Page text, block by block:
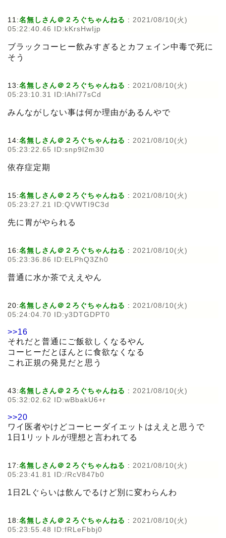
11:名無しさん＠２ろぐちゃんねる : 2021/08/10(火)
05:22:40.46 ID:kKrsHwIjp
ブラックコーヒー飲みすぎるとカフェイン中毒で死に
そう
13:名無しさん＠２ろぐちゃんねる : 2021/08/10(火)
05:23:10.31 ID:lAhl77sCd
みんながしない事は何か理由があるんやで
14:名無しさん＠２ろぐちゃんねる : 2021/08/10(火)
05:23:22.65 ID:snp9l2m30
依存症定期
15:名無しさん＠２ろぐちゃんねる : 2021/08/10(火)
05:23:27.21 ID:QVWTI9C3d
先に胃がやられる
16:名無しさん＠２ろぐちゃんねる : 2021/08/10(火)
05:23:36.86 ID:ELPhQ3Zh0
普通に水か茶でええやん
20:名無しさん＠２ろぐちゃんねる : 2021/08/10(火)
05:24:04.70 ID:y3DTGDPT0
>>16
それだと普通にご飯欲しくなるやん
コーヒーだとほんとに食欲なくなる
これ正規の発見だと思う
43:名無しさん＠２ろぐちゃんねる : 2021/08/10(火)
05:32:02.62 ID:wBbakU6+r
>>20
ワイ医者やけどコーヒーダイエットはええと思うで
1日1リットルが理想と言われてる
17:名無しさん＠２ろぐちゃんねる : 2021/08/10(火)
05:23:41.81 ID:/RcV847b0
1日2Lぐらいは飲んでるけど別に変わらんわ
18:名無しさん＠２ろぐちゃんねる : 2021/08/10(火)
05:23:55.48 ID:fRLeFbbj0